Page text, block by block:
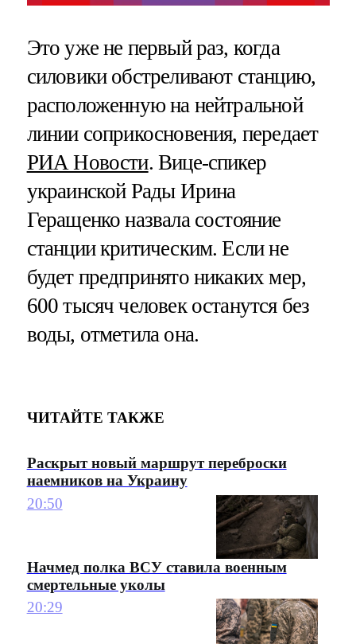
Это уже не первый раз, когда
силовики обстреливают станцию,
расположенную на нейтральной
линии соприкосновения, передает
РИА Новости. Вице-спикер
украинской Рады Ирина
Геращенко назвала состояние
станции критическим. Если не
будет предпринято никаких мер,
600 тысяч человек останутся без
воды, отметила она.
ЧИТАЙТЕ ТАКЖЕ
Раскрыт новый маршрут переброски
наемников на Украину
20:50
Начмед полка ВСУ ставила военным
смертельные уколы
20:29